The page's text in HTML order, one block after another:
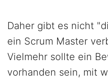
Daher gibt es nicht
ein Scrum Master
Vielmehr sollte ein
vorhanden sein, mit